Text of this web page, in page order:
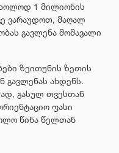
1 მილიონის
ვარაუდოთ, მაღალ
გავლენა მომავალი
ზეითუნის ზეთის
გავლენას ახდენს.
გასულ თვესთან
ფასი
წინა წელთან